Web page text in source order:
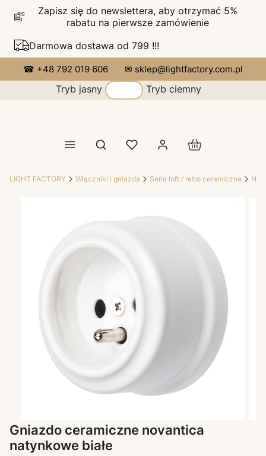
Zapisz się do newslettera, aby otrzymać 5%
rabatu na pierwsze zamówienie
Darmowa dostawa od 799 !!!
☎ +48 792 019 606 ✉ sklep@lightfactory.com.pl
Tryb jasny Tryb ciemny
Otwórz wyszukiwarkę Produkty w
LIGHT FACTORY Włączniki i gniazda Serie loft / retro ceramiczne
Gniazdo ceramiczne novantica
natynkowe białe